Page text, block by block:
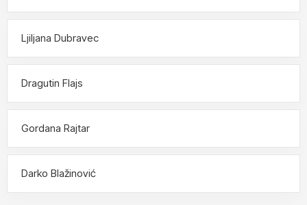
Ljiljana Dubravec
Dragutin Flajs
Gordana Rajtar
Darko Blažinović